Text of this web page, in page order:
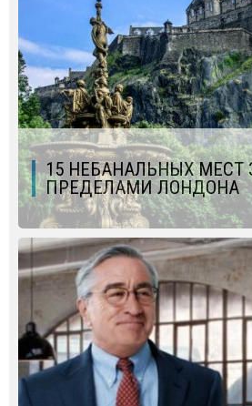
15 НЕБАНАЛЬНЫХ МЕСТ
ПРЕДЕЛАМИ ЛОНДОНА